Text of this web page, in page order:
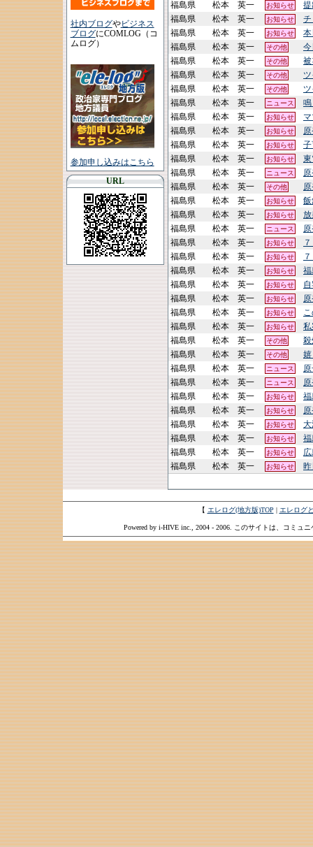
社内ブログやビジネス
ブログにCOMLOG（コ
ムログ）
参加申し込みはこちら
URL
福島県
松本 英一 お知らせ
福島県
松本 英一 お知らせ
福島県
松本 英一 お知らせ
福島県
松本 英一 その他
福島県
松本 英一 その他
福島県
松本 英一 その他
福島県
松本 英一 その他
福島県
松本 英一 ニュース
福島県
松本 英一 お知らせ
福島県
松本 英一 お知らせ
福島県
松本 英一 お知らせ
福島県
松本 英一 お知らせ
福島県
松本 英一 ニュース
福島県
松本 英一 その他
福島県
松本 英一 お知らせ
福島県
松本 英一 お知らせ
福島県
松本 英一 ニュース
福島県
松本 英一 お知らせ
福島県
松本 英一 お知らせ
福島県
松本 英一 お知らせ
福島県
松本 英一 お知らせ
福島県
松本 英一 お知らせ
福島県
松本 英一 お知らせ
福島県
松本 英一 お知らせ
福島県
松本 英一 その他
福島県
松本 英一 その他
福島県
松本 英一 ニュース
福島県
松本 英一 ニュース
福島県
松本 英一 お知らせ
福島県
松本 英一 お知らせ
福島県
松本 英一 お知らせ
福島県
松本 英一 お知らせ
福島県
松本 英一 お知らせ
福島県
松本 英一 お知らせ
【 エレログ(地方版)TOP エレログ
Powered by i-HIVE inc., 2004 - 2006. このサイトは、コミュ